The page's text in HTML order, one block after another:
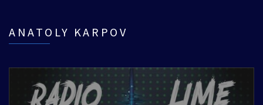
ANATOLY KARPOV